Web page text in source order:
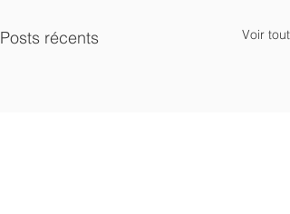
Posts récents Voir tout